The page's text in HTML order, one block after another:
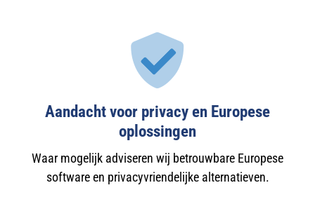
Aandacht voor privacy en Europese
oplossingen
Waar mogelijk adviseren wij betrouwbare Europese
software en privacyvriendelijke alternatieven.